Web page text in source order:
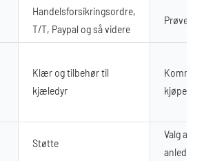
Handelsforsikringsordre,
T/T, Paypal og så videre
Prøvetid:
Klær og tilbehør til
kjæledyr
kjøper:
Støtte
Valg av